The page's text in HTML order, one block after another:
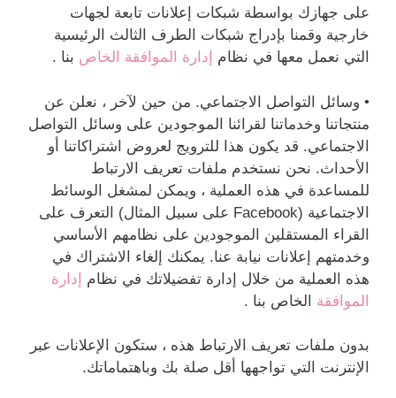
على جهازك بواسطة شبكات إعلانات تابعة لجهات
خارجية وقمنا بإدراج شبكات الطرف الثالث الرئيسية
التي نعمل معها في نظام
إدارة الموافقة الخاص بنا .
• وسائل التواصل الاجتماعي. من حين لآخر ، نعلن عن
منتجاتنا وخدماتنا لقرائنا الموجودين على وسائل التواصل
الاجتماعي. قد يكون هذا للترويج لعروض اشتراكاتنا أو
الأحداث. نحن نستخدم ملفات تعريف الارتباط
للمساعدة في هذه العملية ، ويمكن لمشغل الوسائط
الاجتماعية (Facebook على سبيل المثال) التعرف على
القراء المستقلين الموجودين على نظامهم الأساسي
وخدمتهم إعلانات نيابة عنا. يمكنك إلغاء الاشتراك في
هذه العملية من خلال إدارة تفضيلاتك في نظام
إدارة
الموافقة الخاص بنا .
بدون ملفات تعريف الارتباط هذه ، ستكون الإعلانات عبر
الإنترنت التي تواجهها أقل صلة بك وباهتماماتك.